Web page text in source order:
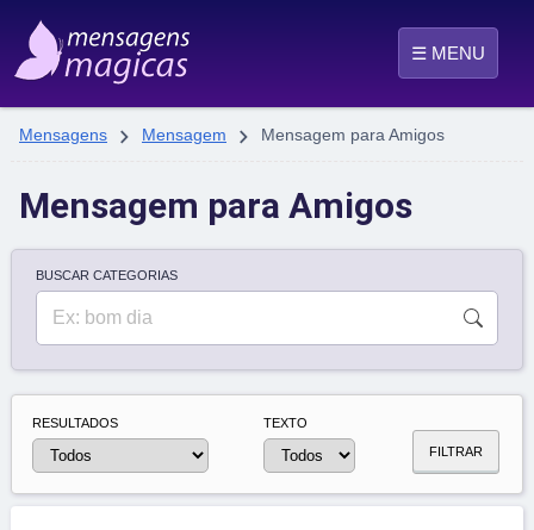
☰ MENU
Mensagens  Mensagem  Mensagem para Amigos
Mensagem para Amigos
BUSCAR CATEGORIAS
RESULTADOS
TEXTO
FILTRAR